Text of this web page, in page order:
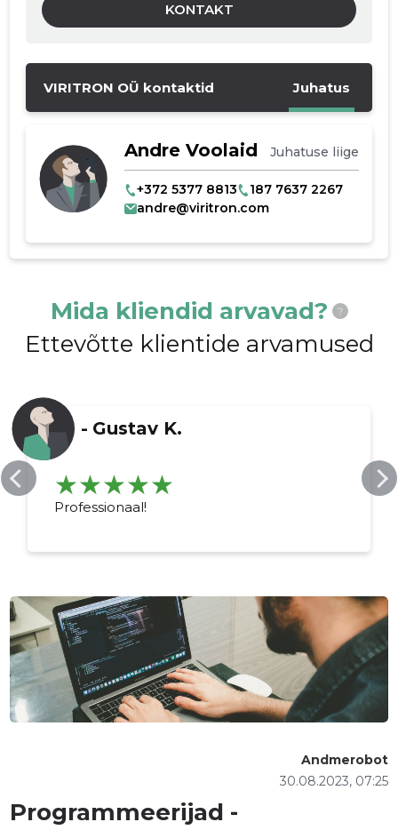
KONTAKT
VIRITRON OÜ kontaktid Juhatus
Andre Voolaid Juhatuse liige
+372 5377 8813
187 7637 2267
andre@viritron.com
Mida kliendid arvavad? ?
Ettevõtte klientide arvamused
- Gustav K.
Professionaal!
Programmeerijad -
30.08.2023, 07:25
Andmerobot